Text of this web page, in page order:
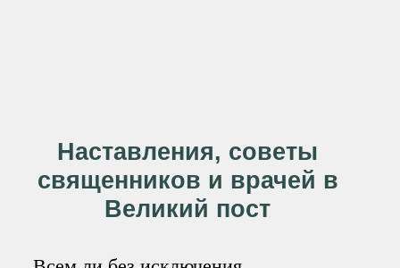
Наставления, советы
священников и врачей в
Великий пост